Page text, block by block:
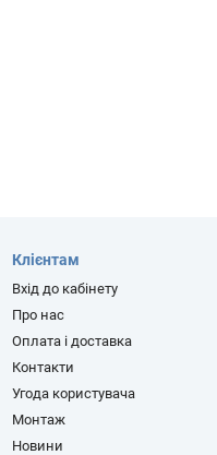
Клієнтам
Вхід до кабінету
Про нас
Оплата і доставка
Контакти
Угода користувача
Монтаж
Новини